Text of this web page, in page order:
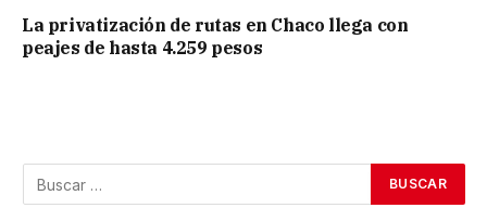
La privatización de rutas en Chaco llega con
peajes de hasta 4.259 pesos